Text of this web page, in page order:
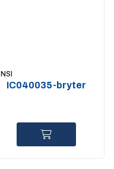
NSI
IC040035-bryter